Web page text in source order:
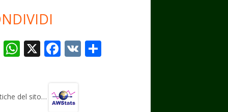
T
gr
W
s
X F
b
V
del sito…